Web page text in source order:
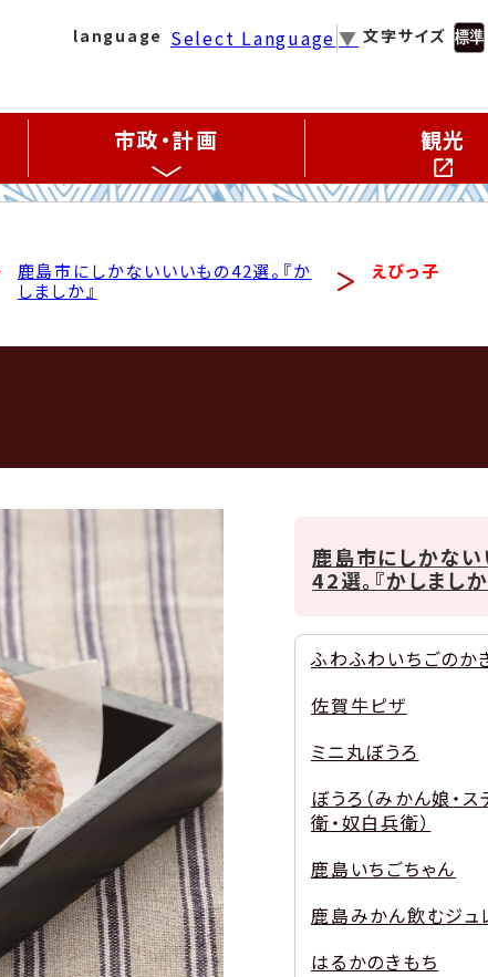
language Select Language ▼ 文字サイズ
市政・計画 観光
鹿島市にしかないいいもの42選。『か
しましか』
えびっ子
鹿島市にしかな
42選。『かしましか
ふわふわいちごのか
佐賀牛ピザ
ミニ丸ぼうろ
ぼうろ（みかん娘・
衛・奴白兵衛）
鹿島いちごちゃん
鹿島みかん飲むジュ
はるかのきもち